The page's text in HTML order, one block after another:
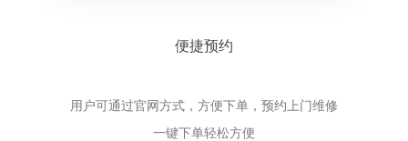
便捷预约
用户可通过官网方式，方便下单，预约上门维修
一键下单轻松方便